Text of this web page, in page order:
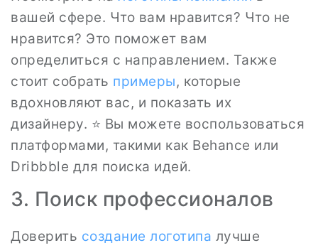
вашей сфере. Что вам нравится? Что не
нравится? Это поможет вам
определиться с направлением. Также
стоит собрать примеры, которые
вдохновляют вас, и показать их
дизайнеру. ⭐ Вы можете воспользоваться
платформами, такими как Behance или
Dribbble для поиска идей.
3. Поиск профессионалов
Доверить создание логотипа лучше